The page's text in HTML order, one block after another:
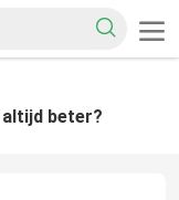
beter?